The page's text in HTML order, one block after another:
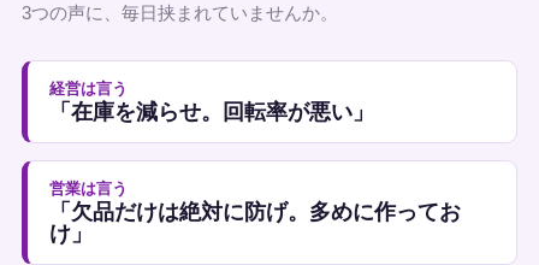
3つの声に、毎日挟まれていませんか。
経営は言う
「在庫を減らせ。回転率が悪い」
営業は言う
「欠品だけは絶対に防げ。多めに作ってお
け」